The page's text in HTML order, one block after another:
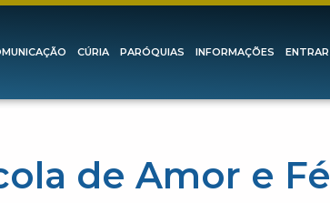
CÚRIA PARÓQUIAS INFORMAÇÕES ENTRAR
de Amor e Fé